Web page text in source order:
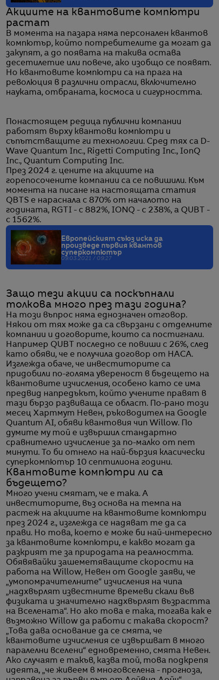
Акциите на квантовите компютри
растат
В момента на пазара няма персонален квантов
компютър, който потребителите да могат да
закупят, а до появата на такива остава
десетилетие или повече, ако изобщо се появят.
Но квантовите компютри са на прага на
революция в различни отрасли, включително
науката, отбраната, космоса и сигурността.
Понастоящем редица публични компании
работят върху квантови компютри и
съпътстващите ги технологии. Сред тях са D-
Wave Quantum Inc., Rigetti Computing Inc., IonQ
Inc., Quantum Computing Inc.
През 2024 г. цените на акциите на
горепосочените компании са се повишили. Към
момента на писане на настоящата статия
QBTS е нараснала с 870% от началото на
годината, RGTI - с 882%, IONQ - с 238%, а QUBT -
с 1562%.
Европейският съюз иска да
произведе първия квантов
суперкомпютър
09.03.2021 / 09:27
Защо тези акции са поскъпнали
толкова много през тази година?
На този въпрос няма еднозначен отговор.
Някои от тях може да са свързани с отделните
компании и договорите, които са постигнали.
Например QUBT последно се повиши с 26%, след
като обяви, че е получила договор от НАСА.
Изглежда обаче, че инвеститорите са
придобили по-голяма увереност в бъдещето на
квантовите изчисления, особено като се има
предвид напредъкът, който учените правят в
тази бързо развиваща се област. По-рано този
месец Хартмут Невен, ръководител на Google
Quantum AI, обяви квантовия чип Willow. По
думите му той е извършил стандартно
сравнително изчисление за по-малко от пет
минути. То би отнело на най-бързия класически
суперкомпютър 10 септилиона години.
Квантовите компютри ли са
бъдещето?
Много учени смятат, че е така. А
инвеститорите, въз основа на темпа на
растеж на акциите на квантовите компютри
през 2024 г., изглежда се надяват те да са
прави. Но това, което е може би най-интересно
за квантовите компютри, е какво могат да
разкрият те за природата на реалността.
Обявявайки зашеметяващите скорости на
работа на Willow, Невен от Google заяви, че
„умопомрачителните“ изчисления на чипа
„надхвърлят известните времеви скали във
физиката и значително надхвърлят възрастта
на Вселената“. Но ако това е така, тогава как е
възможно Willow да работи с такава скорост?
„Това дава основание да се смята, че
квантовите изчисления се извършват в много
паралелни вселени“ едновременно, смята Невен.
Ако случаят е такъв, казва той, това подкрепя
идеята, „че живеем в многовселена - прогноза,